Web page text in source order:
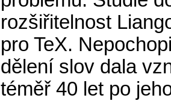
rozšiřitelnost
pro TeX.
dělení slov dala
téměř 40 let po